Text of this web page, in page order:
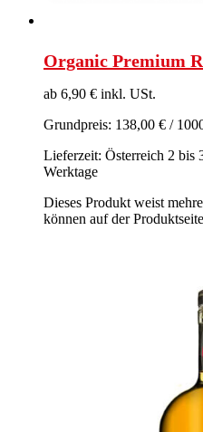
Organic Premium
ab 6,90 € inkl. USt.
Grundpreis: 138,00 € /
Lieferzeit: Österreich 2 bis
Werktage
Dieses Produkt weist
können auf der